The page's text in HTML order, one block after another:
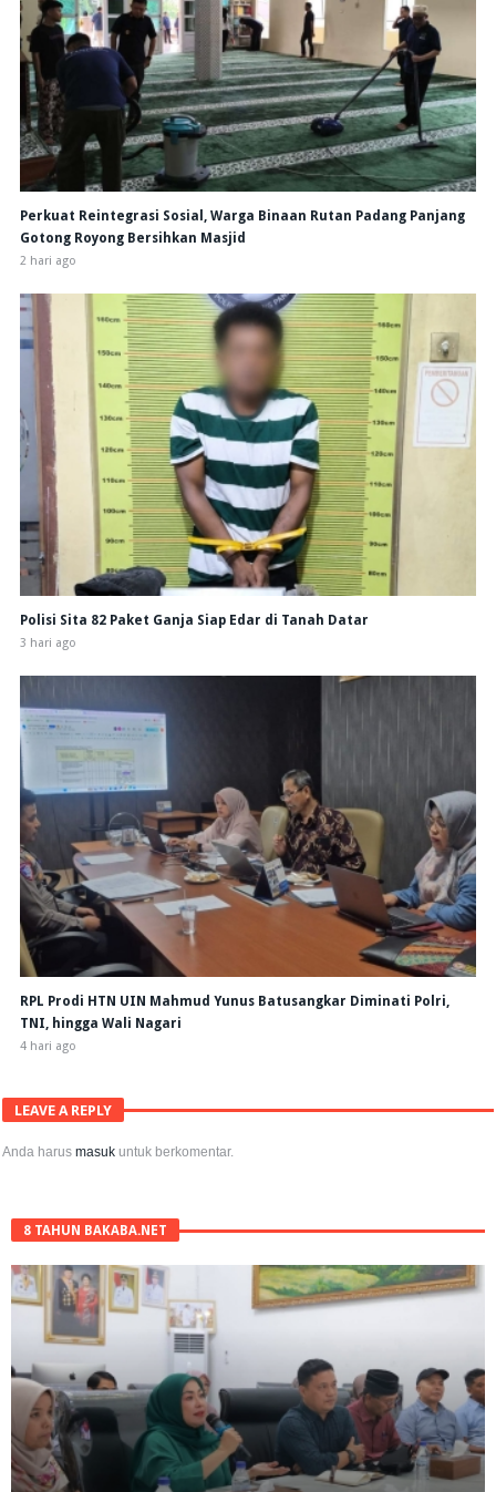
Perkuat Reintegrasi Sosial, Warga Binaan Rutan Padang Panjang
Gotong Royong Bersihkan Masjid
2 hari ago
Polisi Sita 82 Paket Ganja Siap Edar di Tanah Datar
3 hari ago
RPL Prodi HTN UIN Mahmud Yunus Batusangkar Diminati Polri,
TNI, hingga Wali Nagari
4 hari ago
LEAVE A REPLY
Anda harusmasuk untuk berkomentar.
8 TAHUN BAKABA.NET